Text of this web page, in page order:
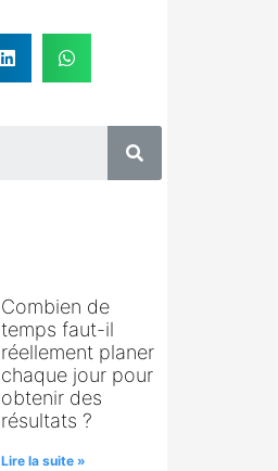
Combien de
temps faut-il
réellement planer
chaque jour pour
obtenir des
résultats ?
Lire la suite »